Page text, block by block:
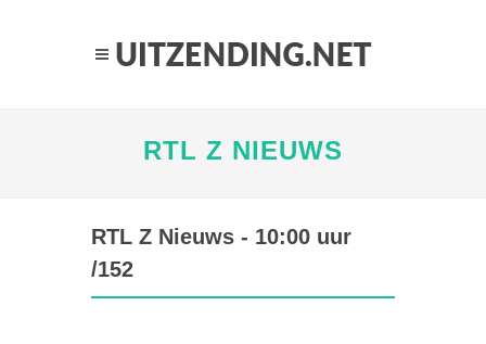
RTL Z NIEUWS
RTL Z Nieuws - 10:00 uur
/152